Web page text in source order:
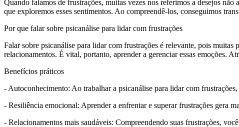
Quando falamos de frustrações, muitas vezes nos referimos a desejos
que exploremos esses sentimentos. Ao compreendê-los, conseguimos
Por que falar sobre psicanálise para lidar com frustrações
Falar sobre psicanálise para lidar com frustrações é relevante, pois muitas
relacionamentos. É vital, portanto, aprender a gerenciar essas emoções.
Benefícios práticos
- Autoconhecimento: Ao trabalhar a psicanálise para lidar com
- Resiliência emocional: Aprender a enfrentar e superar frustrações gera
- Relacionamentos mais saudáveis: Compreendendo suas frustrações,